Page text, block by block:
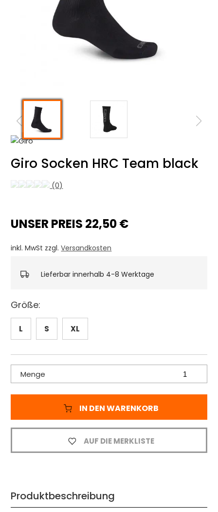
Giro Socken HRC Team black
(0)
UNSER PREIS 22,50 €
inkl. MwSt zzgl.Versandkosten
Lieferbar innerhalb 4-8 Werktage
Größe:
L S XL
Menge
IN DEN WARENKORB
AUF DIE MERKLISTE
Produktbeschreibung